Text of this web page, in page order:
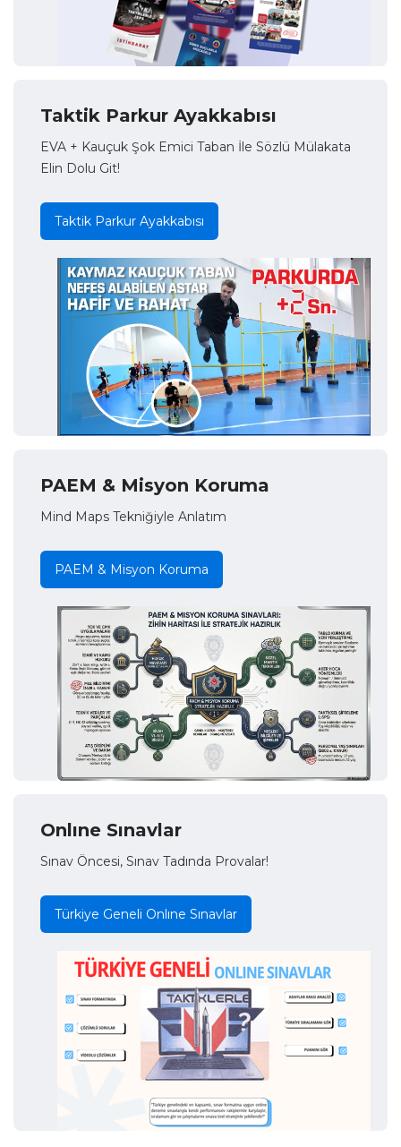
Taktik Parkur Ayakkabısı
EVA + Kauçuk Şok Emici Taban İle Sözlü Mülakata
Elin Dolu Git!
Taktik Parkur Ayakkabısı
PAEM & Misyon Koruma
Mind Maps Tekniğiyle Anlatım
PAEM & Misyon Koruma
Onlıne Sınavlar
Sınav Öncesi, Sınav Tadında Provalar!
Türkiye Geneli Onlıne Sınavlar